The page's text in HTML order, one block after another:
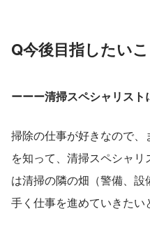
Q今後目指したい
ーーー清掃スペシャリスト
掃除の仕事が好きなので
を知って、清掃スペシャリ
は清掃の隣の畑（警備、
手く仕事を進めていきたい